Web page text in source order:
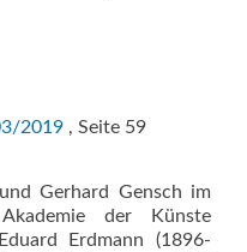
2019 , Seite 59
Gerhard Gensch im
der Künste
Erdmann (1896-